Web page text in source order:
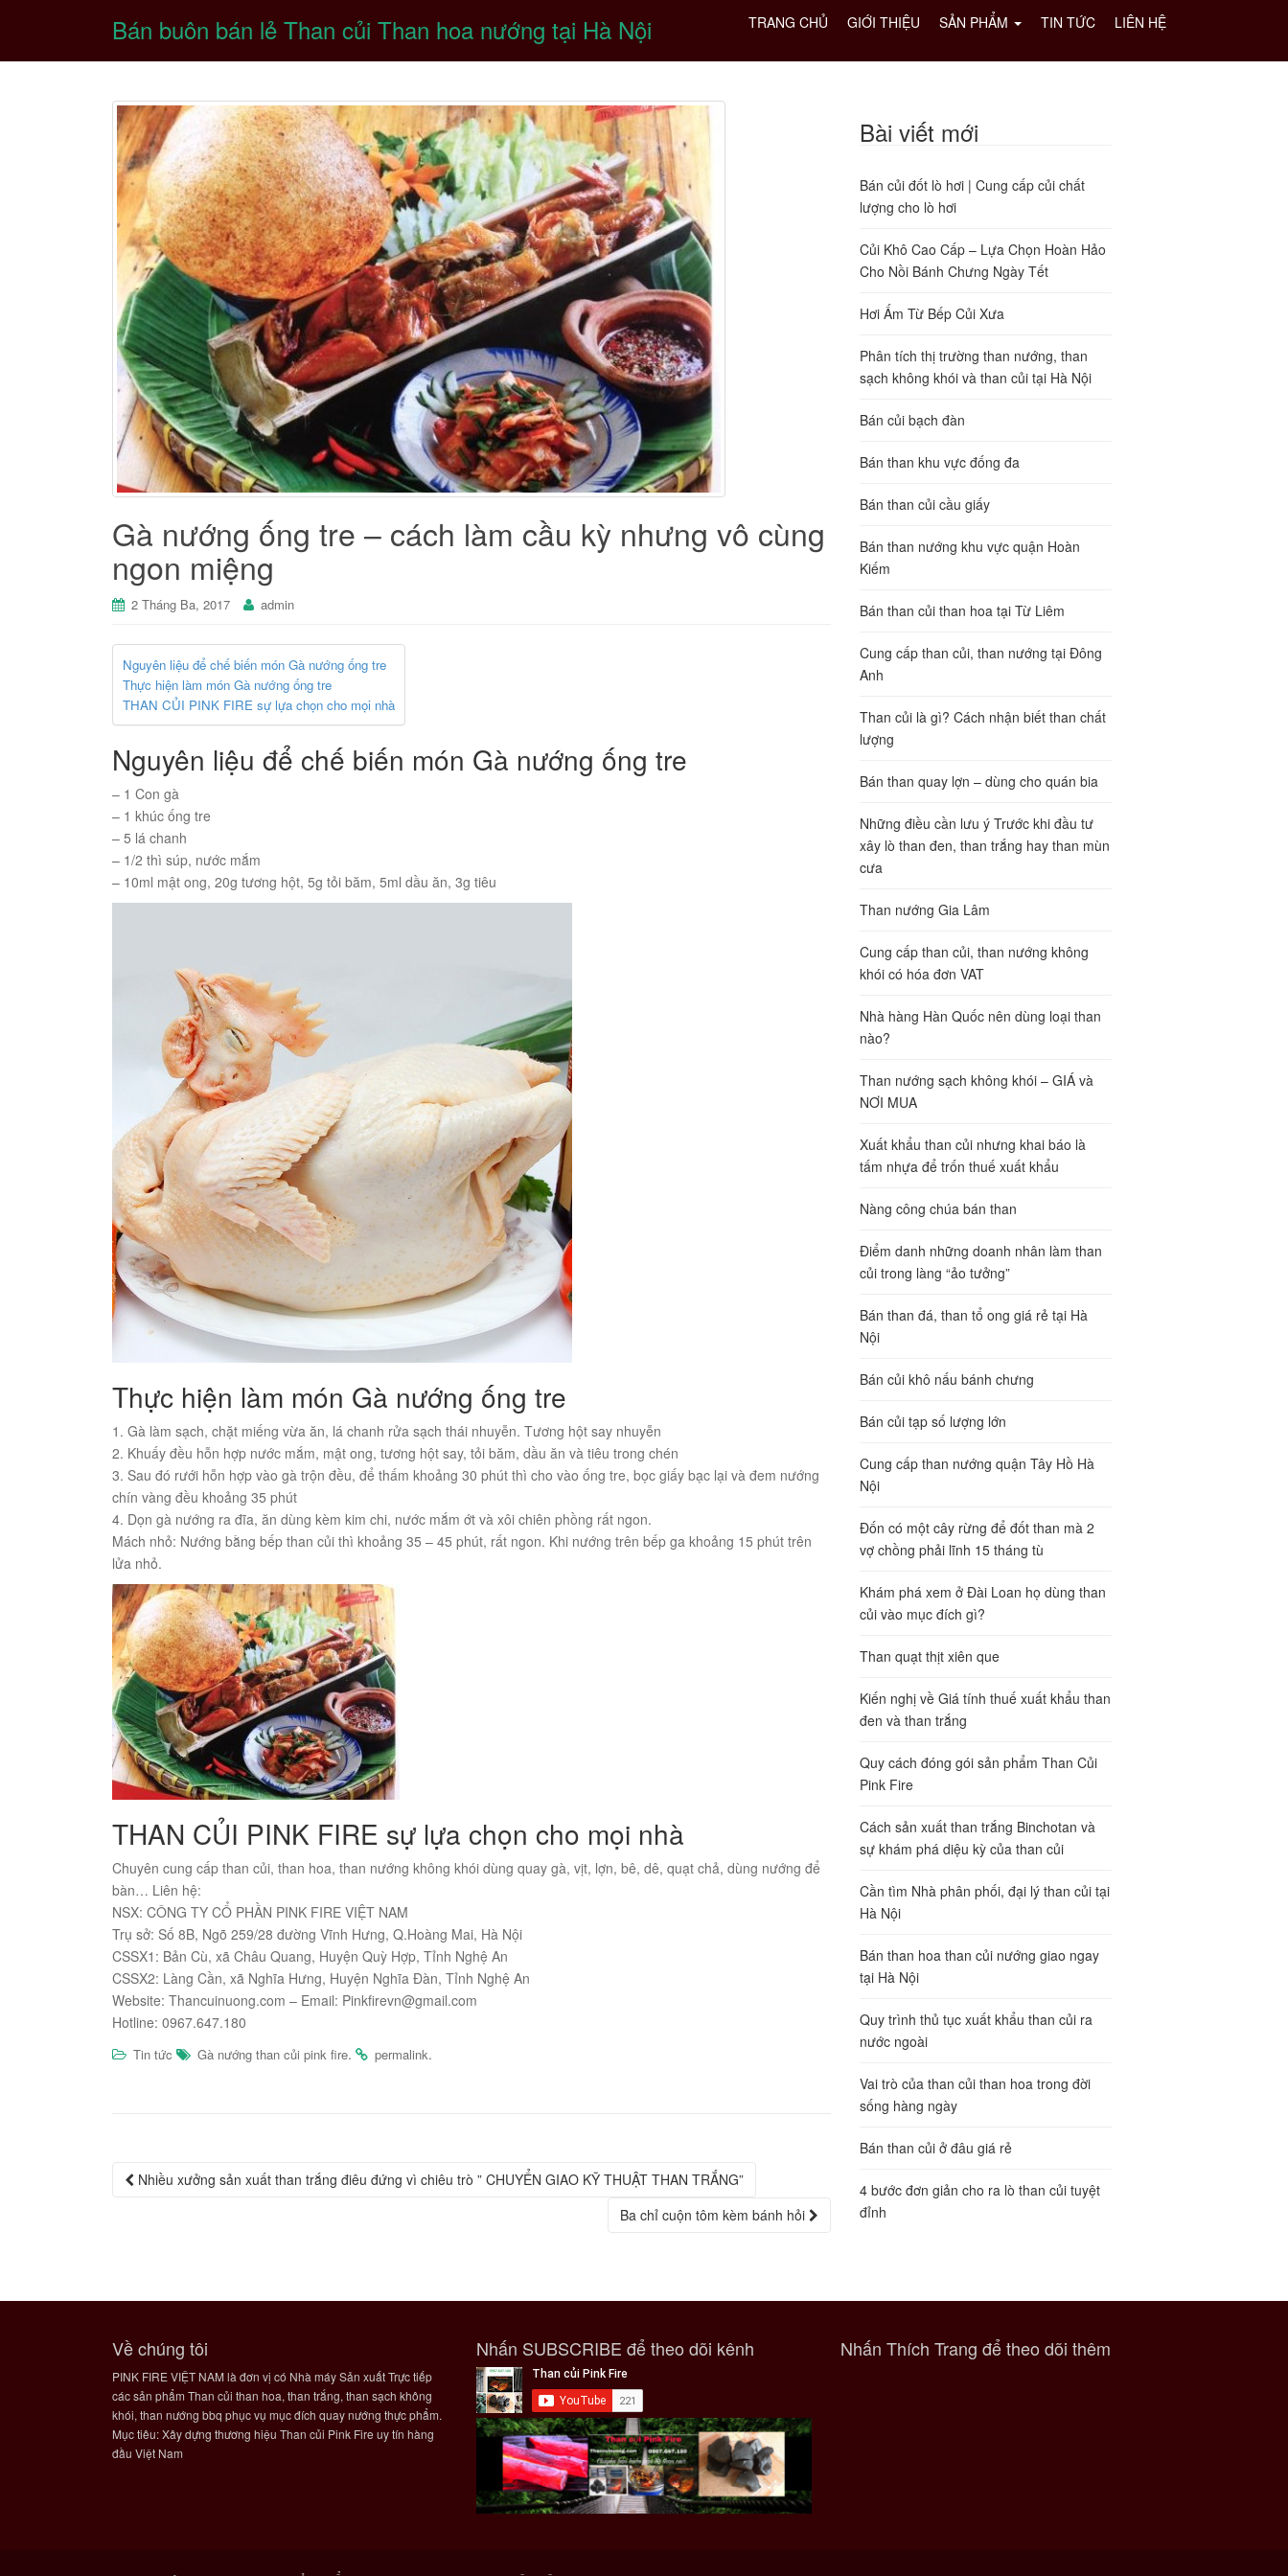
Bán buôn bán lẻ Than củi Than hoa nướng tại Hà Nội TRANG CHỦ GIỚI THIỆU SẢN PHẨM TIN TỨC LIÊN HỆ
Gà nướng ống tre – cách làm cầu kỳ nhưng vô cùng
ngon miệng
2 Tháng Ba, 2017 admin
Nguyên liệu để chế biến món Gà nướng ống tre
Thực hiện làm món Gà nướng ống tre
THAN CỦI PINK FIRE sự lựa chọn cho mọi nhà
Nguyên liệu để chế biến món Gà nướng ống tre
– 1 Con gà
– 1 khúc ống tre
– 5 lá chanh
– 1/2 thì súp, nước mắm
– 10ml mật ong, 20g tương hột, 5g tỏi băm, 5ml dầu ăn, 3g tiêu
Thực hiện làm món Gà nướng ống tre
1. Gà làm sạch, chặt miếng vừa ăn, lá chanh rửa sạch thái nhuyễn. Tương hột say nhuyễn
2. Khuấy đều hỗn hợp nước mắm, mật ong, tương hột say, tỏi băm, dầu ăn và tiêu trong chén
3. Sau đó rưới hỗn hợp vào gà trộn đều, để thấm khoảng 30 phút thì cho vào ống tre, bọc giấy bạc lại và đem nướng
chín vàng đều khoảng 35 phút
4. Dọn gà nướng ra đĩa, ăn dùng kèm kim chi, nước mắm ớt và xôi chiên phồng rất ngon.
Mách nhỏ: Nướng bằng bếp than củi thì khoảng 35 – 45 phút, rất ngon. Khi nướng trên bếp ga khoảng 15 phút trên
lửa nhỏ.
THAN CỦI PINK FIRE sự lựa chọn cho mọi nhà
Chuyên cung cấp than củi, than hoa, than nướng không khói dùng quay gà, vịt, lợn, bê, dê, quạt chả, dùng nướng để
bàn… Liên hệ:
NSX: CÔNG TY CỔ PHẦN PINK FIRE VIỆT NAM
Trụ sở: Số 8B, Ngõ 259/28 đường Vĩnh Hưng, Q.Hoàng Mai, Hà Nội
CSSX1: Bản Cù, xã Châu Quang, Huyện Quỳ Hợp, Tỉnh Nghệ An
CSSX2: Làng Cần, xã Nghĩa Hưng, Huyện Nghĩa Đàn, Tỉnh Nghệ An
Website: Thancuinuong.com – Email: Pinkfirevn@gmail.com
Hotline: 0967.647.180
Tin tức Gà nướng than củi pink fire. permalink.
Post
Nhiều xưởng sản xuất than trắng điêu đứng vì chiêu trò ” CHUYỂN GIAO KỸ THUẬT THAN TRẮNG”
Ba chỉ cuộn tôm kèm bánh hỏi
Bài viết mới
Bán củi đốt lò hơi | Cung cấp củi chất
lượng cho lò hơi
Củi Khô Cao Cấp – Lựa Chọn Hoàn Hảo
Cho Nồi Bánh Chưng Ngày Tết
Hơi Ấm Từ Bếp Củi Xưa
Phân tích thị trường than nướng, than
sạch không khói và than củi tại Hà Nội
Bán củi bạch đàn
Bán than khu vực đống đa
Bán than củi cầu giấy
Bán than nướng khu vực quận Hoàn
Kiếm
Bán than củi than hoa tại Từ Liêm
Cung cấp than củi, than nướng tại Đông
Anh
Than củi là gì? Cách nhận biết than chất
lượng
Bán than quay lợn – dùng cho quán bia
Những điều cần lưu ý Trước khi đầu tư
xây lò than đen, than trắng hay than mùn
cưa
Than nướng Gia Lâm
Cung cấp than củi, than nướng không
khói có hóa đơn VAT
Nhà hàng Hàn Quốc nên dùng loại than
nào?
Than nướng sạch không khói – GIÁ và
NƠI MUA
Xuất khẩu than củi nhưng khai báo là
tấm nhựa để trốn thuế xuất khẩu
Nàng công chúa bán than
Điểm danh những doanh nhân làm than
củi trong làng “ảo tưởng”
Bán than đá, than tổ ong giá rẻ tại Hà
Nội
Bán củi khô nấu bánh chưng
Bán củi tạp số lượng lớn
Cung cấp than nướng quận Tây Hồ Hà
Nội
Đốn có một cây rừng để đốt than mà 2
vợ chồng phải lĩnh 15 tháng tù
Khám phá xem ở Đài Loan họ dùng than
củi vào mục đích gì?
Than quạt thịt xiên que
Kiến nghị về Giá tính thuế xuất khẩu than
đen và than trắng
Quy cách đóng gói sản phẩm Than Củi
Pink Fire
Cách sản xuất than trắng Binchotan và
sự khám phá diệu kỳ của than củi
Cần tìm Nhà phân phối, đại lý than củi tại
Hà Nội
Bán than hoa than củi nướng giao ngay
tại Hà Nội
Quy trình thủ tục xuất khẩu than củi ra
nước ngoài
Vai trò của than củi than hoa trong đời
sống hàng ngày
Bán than củi ở đâu giá rẻ
4 bước đơn giản cho ra lò than củi tuyệt
đỉnh
Về chúng tôi
PINK FIRE VIỆT NAM là đơn vị có Nhà máy Sản xuất Trực tiếp
các sản phẩm Than củi than hoa, than trắng, than sạch không
khói, than nướng bbq phục vụ mục đích quay nướng thực phẩm.
Mục tiêu: Xây dựng thương hiệu Than củi Pink Fire uy tín hàng
đầu Việt Nam
Nhấn SUBSCRIBE để theo dõi kênh Nhấn Thích Trang để theo dõi thêm